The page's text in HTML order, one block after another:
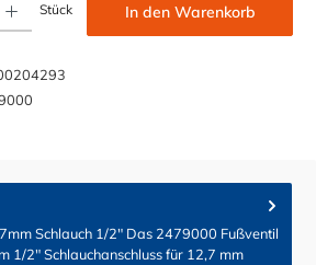
Stück In den Warenkorb
Schlauch 1/2" Das 2479000 Fußventil
1/2" Schlauchanschluss für 12,7 mm